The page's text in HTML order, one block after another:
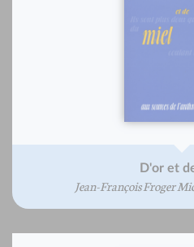
D'or et
Jean-François Froger